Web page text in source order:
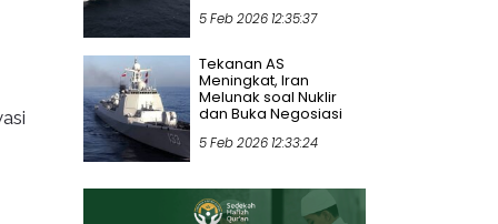
5 Feb 2026 12:35:37
Tekanan AS
Meningkat, Iran
Melunak soal Nuklir
dan Buka Negosiasi
5 Feb 2026 12:33:24